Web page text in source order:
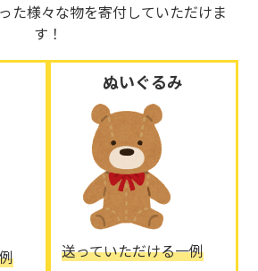
た様々な物を寄付していただけま
す！
ぬいぐるみ
送っていただける一例